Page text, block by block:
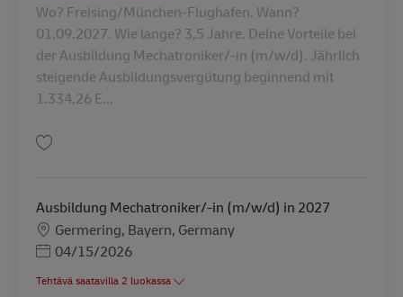
Wo? Freising/München-Flughafen. Wann?
01.09.2027. Wie lange? 3,5 Jahre. Deine Vorteile bei
der Ausbildung Mechatroniker/-in (m/w/d). Jährlich
steigende Ausbildungsvergütung beginnend mit
1.334,26 E...
Ausbildung Mechatroniker/-in (m/w/d) in 2027
SijaintiGermering, Bayern, Germany
Posted Date
04/15/2026
Tehtävä saatavilla 2 luokassa